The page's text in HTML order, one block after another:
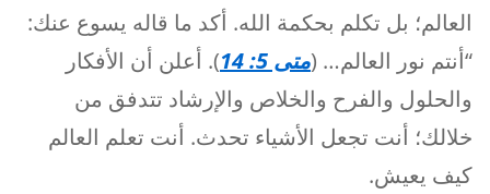
العالم؛ بل تكلم بحكمة الله. أكد ما قاله يسوع عنك:
“أنتم نور العالم… (متى 5: 14
). أعلن أن الأفكار
والحلول والفرح والخلاص والإرشاد تتدفق من
خلالك؛ أنت تجعل الأشياء تحدث. أنت تعلم العالم
كيف يعيش.